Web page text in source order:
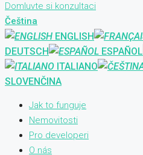
Domluvte si konzultaci
Čeština
ENGLISH
DEUTSCH
ESPAÑOL
ITALIANO
SLOVENČINA
Jak to funguje
Nemovitosti
Pro developeri
O nás